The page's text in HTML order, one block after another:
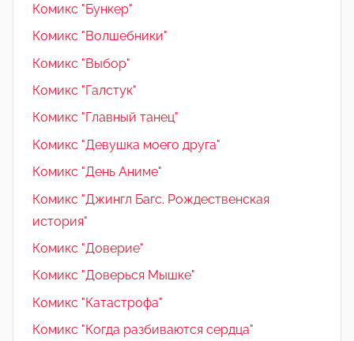
Комикс "Бункер"
Комикс "Волшебники"
Комикс "Выбор"
Комикс "Галстук"
Комикс "Главный танец"
Комикс "Девушка моего друга"
Комикс "День Аниме"
Комикс "Джингл Багс. Рождественская
история"
Комикс "Доверие"
Комикс "Доверься Мышке"
Комикс "Катастрофа"
Комикс "Когда разбиваются сердца"